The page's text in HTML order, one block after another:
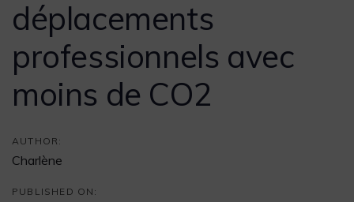
déplacements
professionnels avec
moins de CO2
AUTHOR:
Charlène
PUBLISHED ON: